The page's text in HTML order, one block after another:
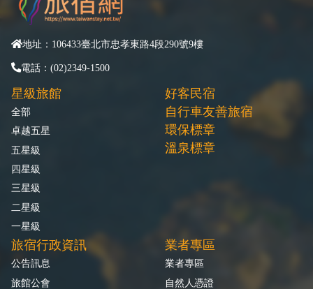
地址：106433臺北市忠孝東路4段290號9樓
電話：(02)2349-1500
星級旅館
全部
卓越五星
五星級
四星級
三星級
二星級
一星級
好客民宿
自行車友善旅宿
環保標章
溫泉標章
旅宿行政資訊
公告訊息
旅館公會
業者專區
業者專區
自然人憑證